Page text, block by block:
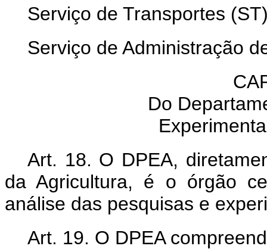
Serviço de Transportes
Serviço de Administração
Do
Art. 18. O DPEA,
da Agricultura, é o órgão
análise das pesquisas e
Art. 19. O DPEA